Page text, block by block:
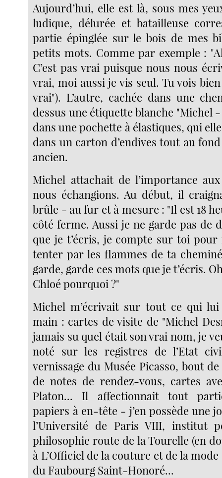
Aujourd’hui, elle est là, sous mes
ludique, délurée et batailleuse
partie épinglée sur le bois de mes
petits mots. Comme par exemple :
C’est pas vrai puisque nous nous
vrai, moi aussi je vis seul. Tu vois bien
vrai"). L’autre, cachée dans une
dessus une étiquette blanche "Michel
dans une pochette à élastiques, qui
dans un carton d’endives tout au
ancien.
Michel attachait de l’importance
nous échangions. Au début, il
brûle - au fur et à mesure : "Il est 18
côté ferme. Aussi je ne garde pas de
que je t’écris, je compte sur toi pour
tenter par les flammes de ta
garde, garde ces mots que je t’écris.
Chloé pourquoi ?"
Michel m’écrivait sur tout ce qui
main : cartes de visite de "Michel
jamais su quel était son vrai nom, je
noté sur les registres de l’Etat
vernissage du Musée Picasso, bout
de notes de rendez-vous, cartes
Platon... Il affectionnait tout
papiers à en-tête - j’en possède une
l’Université de Paris VIII, institut
philosophie route de la Tourelle (en
à L’Officiel de la couture et de la
du Faubourg Saint-Honoré...